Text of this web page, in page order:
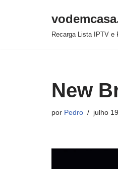
Recarga Lista IPTV e
New
por Pedro julho